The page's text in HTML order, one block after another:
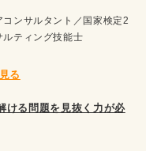
度：★★★★☆）
：★★★★☆）
コンサルタント／国家検定2
ティング技能士
る
ける問題を見抜く力が必